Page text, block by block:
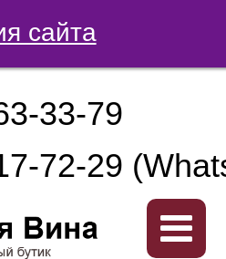
сайта
33-79
72-29